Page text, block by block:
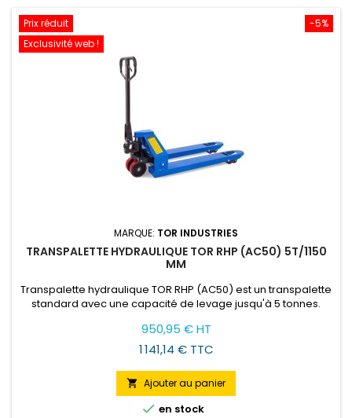
-5%
Prix réduit
Exclusivité web !
MARQUE: TOR INDUSTRIES
TRANSPALETTE HYDRAULIQUE TOR RHP (AC50) 5T/1150
MM
Transpalette hydraulique TOR RHP (AC50) est un transpalette
standard avec une capacité de levage jusqu'à 5 tonnes.
950,95 € HT
1 141,14 € TTC
 Ajouter au panier
 en stock